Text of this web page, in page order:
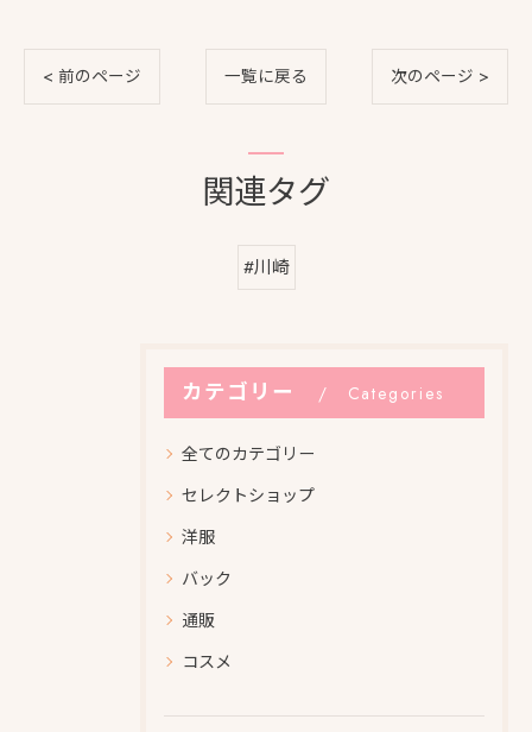
< 前のページ 一覧に戻る 次のページ >
関連タグ
#川崎
カテゴリー Categories
全てのカテゴリー
セレクトショップ
洋服
バック
通販
コスメ